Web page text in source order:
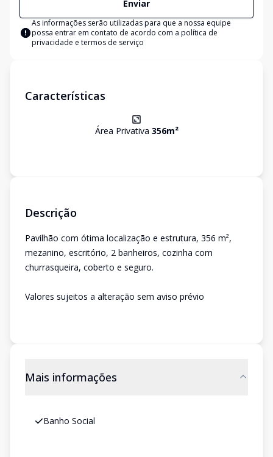
Enviar
As informações serão utilizadas para que a nossa equipe
possa entrar em contato de acordo com a política de
privacidade e termos de serviço
Características
Área Privativa 356m²
Descrição
Pavilhão com ótima localização e estrutura, 356 m²,
mezanino, escritório, 2 banheiros, cozinha com
churrasqueira, coberto e seguro.
Valores sujeitos a alteração sem aviso prévio
Mais informações
Banho Social